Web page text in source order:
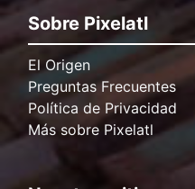
Sobre Pixelatl
El Origen
Preguntas Frecuentes
Política de Privacidad
Más sobre Pixelatl